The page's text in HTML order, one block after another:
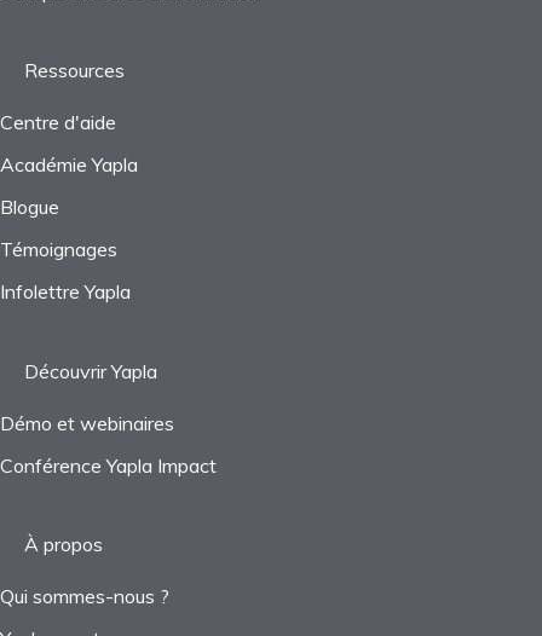
Ressources
Centre d'aide
Académie Yapla
Blogue
Témoignages
Infolettre Yapla
Découvrir Yapla
Démo et webinaires
Conférence Yapla Impact
À propos
Qui sommes-nous ?